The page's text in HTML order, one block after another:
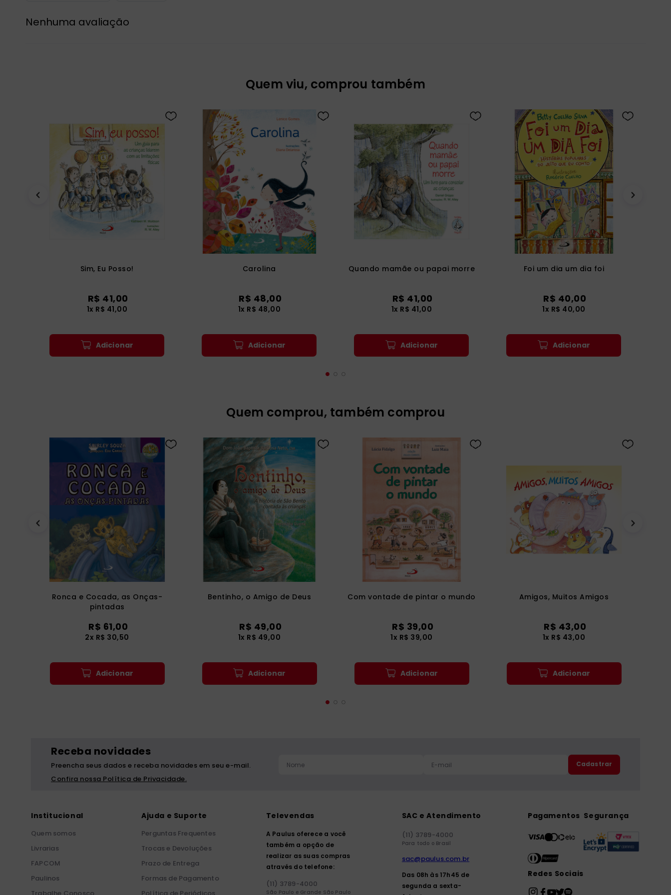
Nenhuma avaliação
Quem viu, comprou também
Sim, Eu Posso!
R$ 41,00
1x R$ 41,00
Adicionar
Carolina
R$ 48,00
1x R$ 48,00
Adicionar
Quando mamãe ou papai morre
R$ 41,00
1x R$ 41,00
Adicionar
Foi um dia um dia foi
R$ 40,00
1x R$ 40,00
Adicionar
Quem comprou, também comprou
Ronca e Cocada, as Onças-
pintadas
R$ 61,00
2x R$ 30,50
Adicionar
Bentinho, o Amigo de Deus
R$ 49,00
1x R$ 49,00
Adicionar
Com vontade de pintar o mundo
R$ 39,00
1x R$ 39,00
Adicionar
Amigos, Muitos Amigos
R$ 43,00
1x R$ 43,00
Adicionar
Receba novidades
Preencha seus dados e receba novidades em seu e-mail.
Confira nossa Política de Privacidade.
Cadastrar
Institucional
Quem somos
Livrarias
FAPCOM
Paulinos
Ajuda e Suporte
Perguntas Frequentes
Trocas e Devoluções
Prazo de Entrega
Formas de Pagamento
Televendas
A Paulus oferece a você
também a opção de
realizar as suas compras
através do telefone:
(11) 3789-4000
São Paulo e Grande São Paulo
SAC e Atendimento
(11) 3789-4000
Para todo o Brasil
sac@paulus.com.br
Das 08h às 17h45 de
segunda a sexta-
Pagamentos Segurança
Redes Sociais